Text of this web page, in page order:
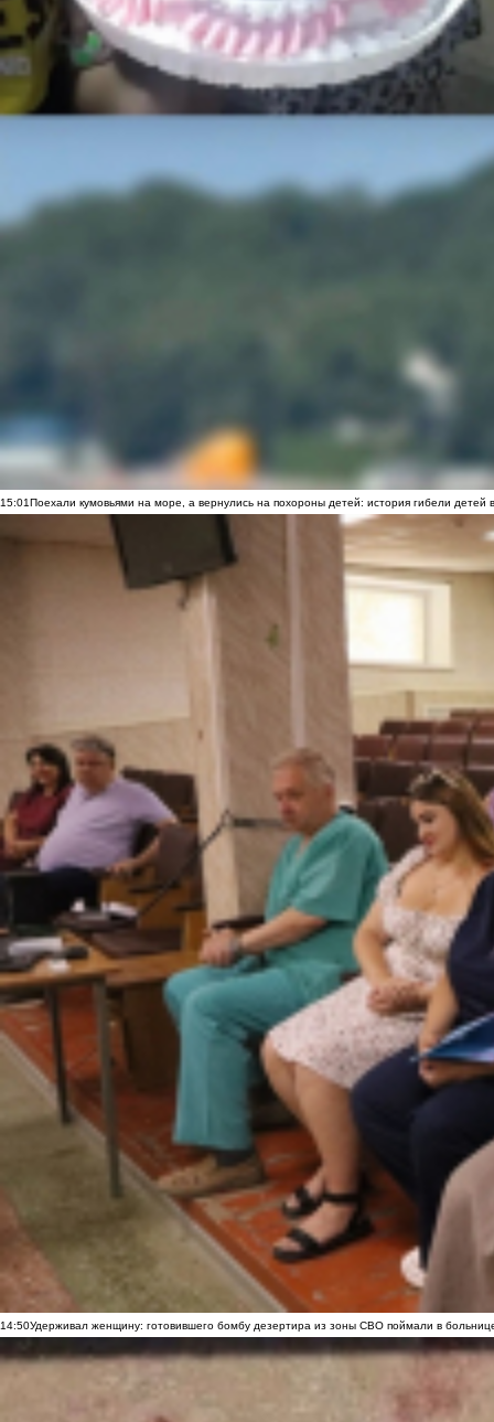
15:01Поехали кумовьями на море, а вернулись на похороны детей: история гибели детей
14:50Удерживал женщину: готовившего бомбу дезертира из зоны СВО поймали в